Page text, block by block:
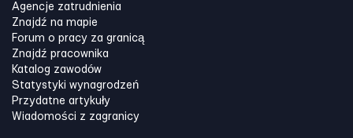
Agencje zatrudnienia
Znajdź na mapie
Forum o pracy za granicą
Znajdź pracownika
Katalog zawodów
Statystyki wynagrodzeń
Przydatne artykuły
Wiadomości z zagranicy